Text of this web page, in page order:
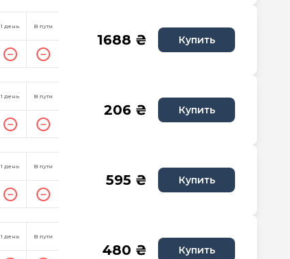
1 день В пути
1688 ₴ Купить
1 день В пути
206 ₴ Купить
1 день В пути
595 ₴ Купить
1 день В пути
480 ₴ Купить